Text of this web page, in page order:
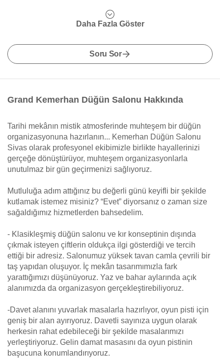
Daha Fazla Göster
Soru Sor
Grand Kemerhan Düğün Salonu Hakkında
Tarihi mekânın mistik atmosferinde muhteşem bir düğün
organizasyonuna hazırlanın... Kemerhan Düğün Salonu
Sivas olarak profesyonel ekibimizle birlikte hayallerinizi
gerçeğe dönüştürüyor, muhteşem organizasyonlarla
unutulmaz bir gün geçirmenizi sağlıyoruz.
Mutluluğa adım attığınız bu değerli günü keyifli bir şekilde
kutlamak istemez misiniz? “Evet” diyorsanız o zaman size
sağaldığımız hizmetlerden bahsedelim.
- Klasikleşmiş düğün salonu ve kır konseptinin dışında
çıkmak isteyen çiftlerin oldukça ilgi gösterdiği ve tercih
ettiği bir adresiz. Salonumuz yüksek tavan camla çevrili bir
taş yapıdan oluşuyor. İç mekân tasarımımızla fark
yarattığımızı düşünüyoruz. Yaz ve bahar aylarında açık
alanımızda da organizasyon gerçekleştirebiliyoruz.
-Davet alanını yuvarlak masalarla hazırlıyor, oyun pisti için
geniş bir alan ayırıyoruz. Davetli sayınıza uygun olarak
herkesin rahat edebileceği bir şekilde masalarımızı
yerleştiriyoruz. Gelin damat masasını da oyun pistinin
başucuna konumlandırıyoruz.